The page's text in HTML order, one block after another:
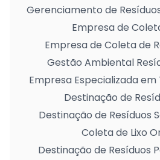
Gerenciamento de
Empresa de
Empresa de Coleta de
Gestão Ambiental
Empresa Especializada
Destinação de
Destinação de Resíduos
Coleta de Lixo
Destinação de Resíduos